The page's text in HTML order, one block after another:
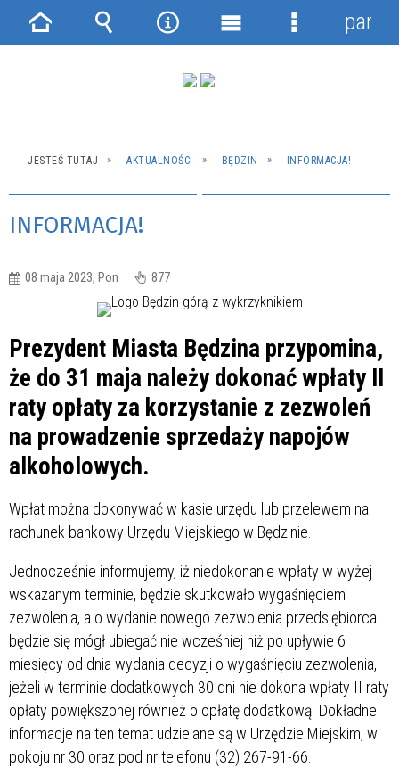
JESTEŚ TUTAJ AKTUALNOŚCI BĘDZIN INFORMACJA!
INFORMACJA!
08 maja 2023, Pon 877
Prezydent Miasta Będzina przypomina,
że do 31 maja należy dokonać wpłaty II
raty opłaty za korzystanie z zezwoleń
na prowadzenie sprzedaży napojów
alkoholowych.
Wpłat można dokonywać w kasie urzędu lub przelewem na
rachunek bankowy Urzędu Miejskiego w Będzinie.
Jednocześnie informujemy, iż niedokonanie wpłaty w wyżej
wskazanym terminie, będzie skutkowało wygaśnięciem
zezwolenia, a o wydanie nowego zezwolenia przedsiębiorca
będzie się mógł ubiegać nie wcześniej niż po upływie 6
miesięcy od dnia wydania decyzji o wygaśnięciu zezwolenia,
jeżeli w terminie dodatkowych 30 dni nie dokona wpłaty II raty
opłaty powiększonej również o opłatę dodatkową. Dokładne
informacje na ten temat udzielane są w Urzędzie Miejskim, w
pokoju nr 30 oraz pod nr telefonu (32) 267-91-66.
Strona Wyszukiwarka
NarzędziaMenu
Menu
panel